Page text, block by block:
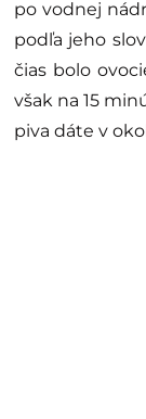
po vodnej
podľa jeho
čias bolo
však na 15
piva dáte v